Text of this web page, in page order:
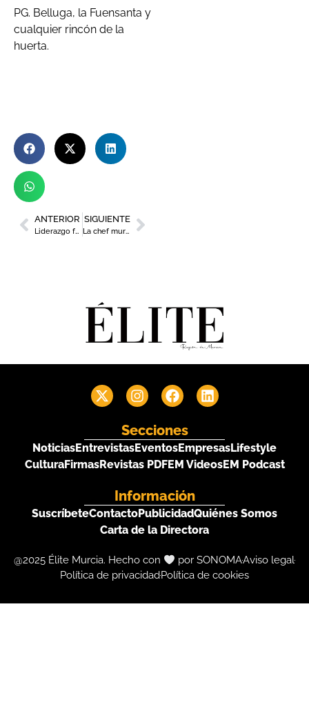
PG. Belluga, la Fuensanta y
cualquier rincón de la
huerta.
ANTERIOR
Liderazgo femenino, la identidad de género que se construye para la mujer en la empresa
SIGUIENTE
La chef murciana Cundi Sánchez disputará la final del Concurso ‘Cocinero del Año’
Secciones
NoticiasEntrevistasEventosEmpresasLifestyle
CulturaFirmasRevistas PDFEM VideosEM Podcast
Información
SuscríbeteContactoPublicidadQuiénes Somos
Carta de la Directora
@2025 Élite Murcia. Hecho con por SONOMAAviso legal
Política de privacidadPolítica de cookies